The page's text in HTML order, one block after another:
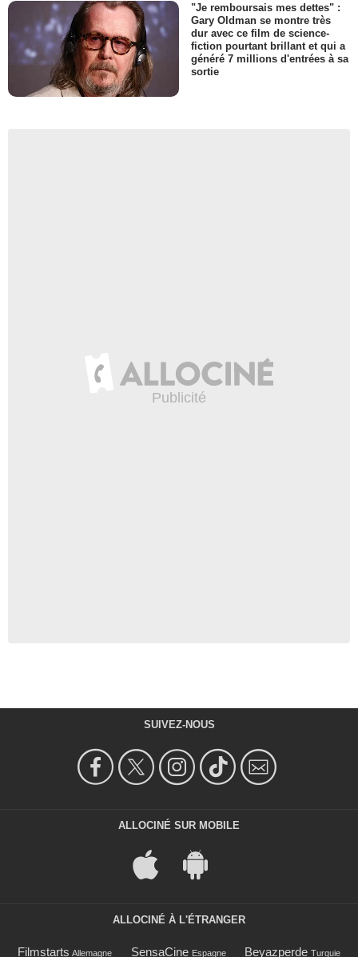
"Je remboursais mes dettes" :
Gary Oldman se montre très
dur avec ce film de science-
fiction pourtant brillant et qui a
généré 7 millions d'entrées à sa
sortie
SUIVEZ-NOUS
ALLOCINÉ SUR MOBILE
ALLOCINÉ À L'ÉTRANGER
Filmstarts Allemagne SensaCine Espagne Beyazperde Turquie